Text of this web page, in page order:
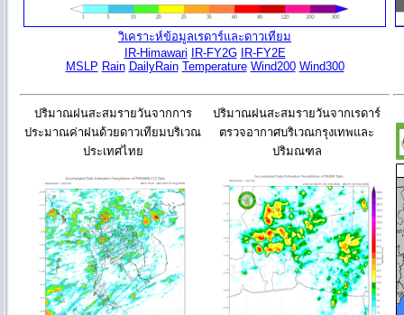
วิเคราะห์ข้อมูลเรดาร์และดาวเทียม
IR-Himawari
IR-FY2G
IR-FY2E
MSLP Rain DailyRain Temperature Wind200 Wind300
ปริมาณฝนสะสมรายวันจากการ
ประมาณค่าฝนด้วยดาวเทียมบริเวณ
ประเทศไทย
ปริมาณฝนสะสมรายวันจากเรดาร์
ตรวจอากาศบริเวณกรุงเทพและ
ปริมณฑล